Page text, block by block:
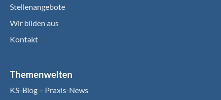
Stellenangebote
Wir bilden aus
Kontakt
Themenwelten
KS-Blog – Praxis-News